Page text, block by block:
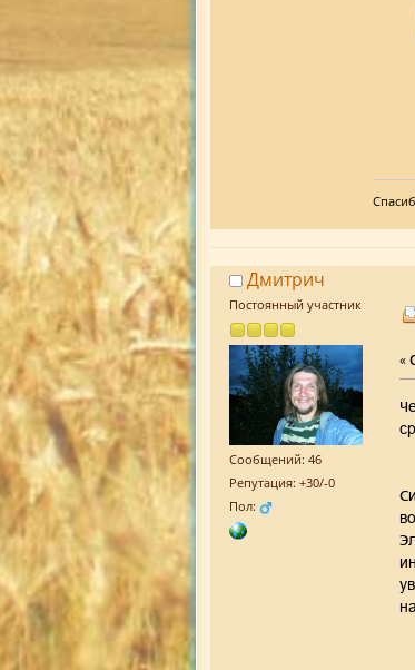
Дмитрич
Постоянный участник
Сообщений: 46
Репутация: +30/-0
Пол:
«